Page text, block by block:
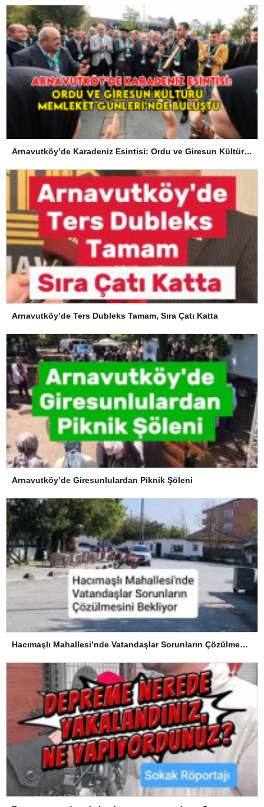
Arnavutköy’de Karadeniz Esintisi: Ordu ve Giresun Kültürü Memleket Günleri’nde Buluştu
Arnavutköy’de Ters Dubleks Tamam, Sıra Çatı Katta
Arnavutköy’de Giresunlulardan Piknik Şöleni
Hacımaşlı Mahallesi’nde Vatandaşlar Sorunların Çözülmesini Bekliyor